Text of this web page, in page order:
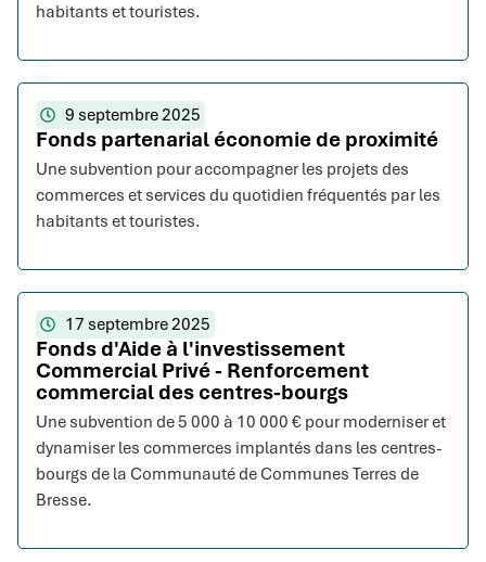
habitants et touristes.
9 septembre 2025
Fonds partenarial économie de proximité
Une subvention pour accompagner les projets des
commerces et services du quotidien fréquentés par les
habitants et touristes.
17 septembre 2025
Fonds d'Aide à l'investissement
Commercial Privé - Renforcement
commercial des centres-bourgs
Une subvention de 5 000 à 10 000 € pour moderniser et
dynamiser les commerces implantés dans les centres-
bourgs de la Communauté de Communes Terres de
Bresse.